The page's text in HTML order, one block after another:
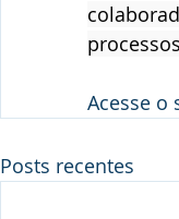
Acesse o
Posts recentes